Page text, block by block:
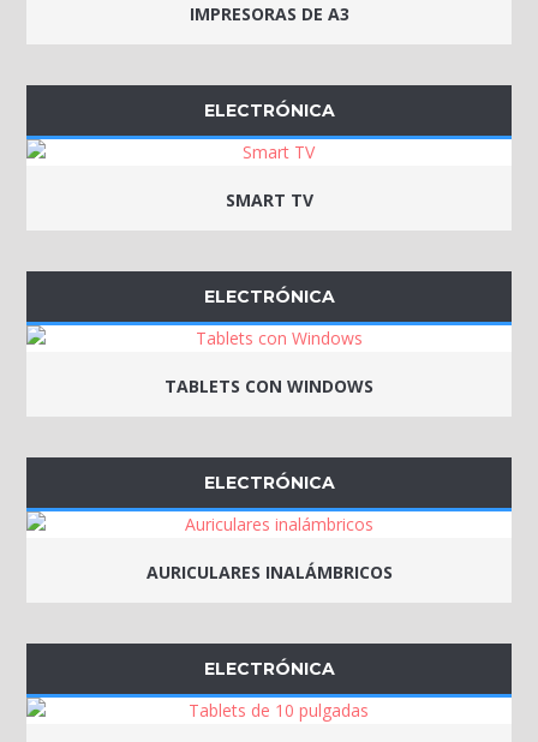
IMPRESORAS DE A3
ELECTRÓNICA
SMART TV
ELECTRÓNICA
TABLETS CON WINDOWS
ELECTRÓNICA
AURICULARES INALÁMBRICOS
ELECTRÓNICA